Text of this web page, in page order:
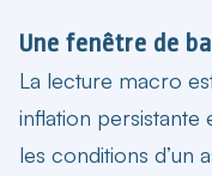
Une fenêtre de
La lecture macro
inflation
les conditions d’un